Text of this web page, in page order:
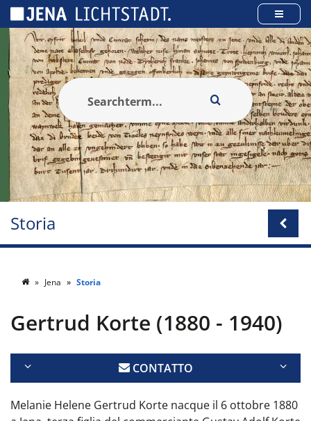
Storia
Jena Storia
Gertrud Korte (1880 - 1940)
CONTATTO
Melanie Helene Gertrud Korte nacque il 6 ottobre 1880
Pannello di gestione dei cookies